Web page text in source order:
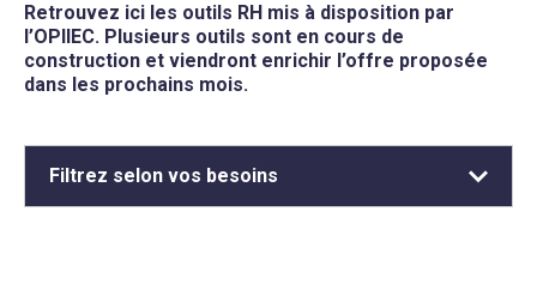
Retrouvez ici les outils RH mis à disposition par
l’OPIIEC. Plusieurs outils sont en cours de
construction et viendront enrichir l’offre proposée
dans les prochains mois.
Filtrez selon vos besoins